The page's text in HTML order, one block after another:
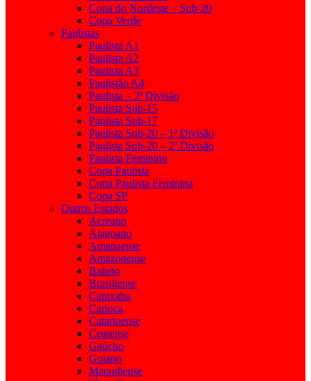
Copa do Nordeste – Sub-20
Copa Verde
Paulistas
Paulista A1
Paulista A2
Paulista A3
Paulistão A4
Paulista – 2ª Divisão
Paulista Sub-15
Paulista Sub-17
Paulista Sub-20 – 1ª Divisão
Paulista Sub-20 – 2ª Divisão
Paulista Feminino
Copa Paulista
Copa Paulista Feminina
Copa SP
Outros Estados
Acreano
Alagoano
Amapaense
Amazonense
Baiano
Brasiliense
Capixaba
Carioca
Catarinense
Cearense
Gaúcho
Goiano
Maranhense